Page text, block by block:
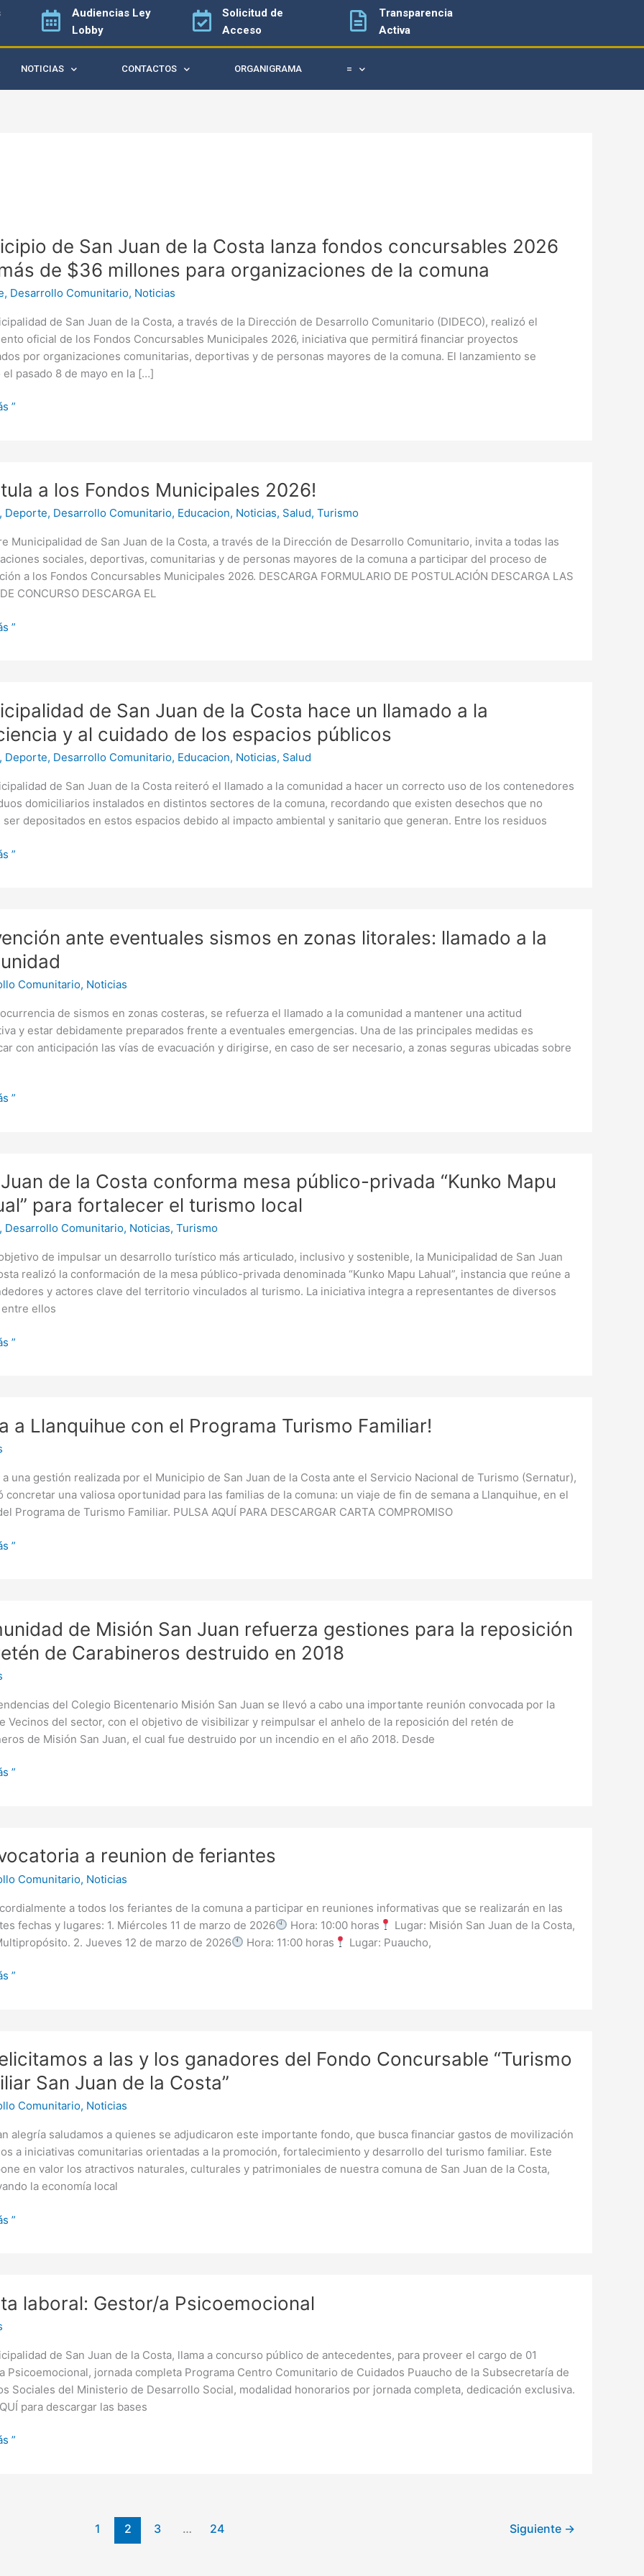
Audiencias Ley
Lobby
Solicitud de
Acceso
Transparencia
Activa
NOTICIAS CONTACTOS ORGANIGRAMA =
de San Juan de la Costa lanza fondos concursables 2026
de $36 millones para organizaciones de la comuna
, Desarrollo Comunitario, Noticias
de San Juan de la Costa, a través de la Dirección de Desarrollo Comunitario (DIDECO), realizó el
oficial de los Fondos Concursables Municipales 2026, iniciativa que permitirá financiar proyectos
por organizaciones comunitarias, deportivas y de personas mayores de la comuna. El lanzamiento se
el pasado 8 de mayo en la […]
”
a los Fondos Municipales 2026!
Deporte, Desarrollo Comunitario, Educacion, Noticias, Salud, Turismo
Municipalidad de San Juan de la Costa, a través de la Dirección de Desarrollo Comunitario, invita a todas las
sociales, deportivas, comunitarias y de personas mayores de la comuna a participar del proceso de
a los Fondos Concursables Municipales 2026. DESCARGA FORMULARIO DE POSTULACIÓN DESCARGA LAS
CONCURSO DESCARGA EL
”
de San Juan de la Costa hace un llamado a la
y al cuidado de los espacios públicos
Deporte, Desarrollo Comunitario, Educacion, Noticias, Salud
de San Juan de la Costa reiteró el llamado a la comunidad a hacer un correcto uso de los contenedores
domiciliarios instalados en distintos sectores de la comuna, recordando que existen desechos que no
ser depositados en estos espacios debido al impacto ambiental y sanitario que generan. Entre los residuos
”
ante eventuales sismos en zonas litorales: llamado a la
Comunitario, Noticias
de sismos en zonas costeras, se refuerza el llamado a la comunidad a mantener una actitud
y estar debidamente preparados frente a eventuales emergencias. Una de las principales medidas es
con anticipación las vías de evacuación y dirigirse, en caso de ser necesario, a zonas seguras ubicadas sobre
”
de la Costa conforma mesa público-privada “Kunko Mapu
para fortalecer el turismo local
Desarrollo Comunitario, Noticias, Turismo
de impulsar un desarrollo turístico más articulado, inclusivo y sostenible, la Municipalidad de San Juan
realizó la conformación de la mesa público-privada denominada “Kunko Mapu Lahual”, instancia que reúne a
y actores clave del territorio vinculados al turismo. La iniciativa integra a representantes de diversos
ellos
”
a Llanquihue con el Programa Turismo Familiar!
a una gestión realizada por el Municipio de San Juan de la Costa ante el Servicio Nacional de Turismo (Sernatur),
concretar una valiosa oportunidad para las familias de la comuna: un viaje de fin de semana a Llanquihue, en el
Programa de Turismo Familiar. PULSA AQUÍ PARA DESCARGAR CARTA COMPROMISO
”
de Misión San Juan refuerza gestiones para la reposición
de Carabineros destruido en 2018
del Colegio Bicentenario Misión San Juan se llevó a cabo una importante reunión convocada por la
Vecinos del sector, con el objetivo de visibilizar y reimpulsar el anhelo de la reposición del retén de
de Misión San Juan, el cual fue destruido por un incendio en el año 2018. Desde
”
a reunion de feriantes
Comunitario, Noticias
a todos los feriantes de la comuna a participar en reuniones informativas que se realizarán en las
fechas y lugares: 1. Miércoles 11 de marzo de 2026
Hora: 10:00 horas
Lugar: Misión San Juan de la Costa,
2. Jueves 12 de marzo de 2026
Hora: 11:00 horas Lugar: Puaucho,
”
a las y los ganadores del Fondo Concursable “Turismo
San Juan de la Costa”
Comunitario, Noticias
alegría saludamos a quienes se adjudicaron este importante fondo, que busca financiar gastos de movilización
a iniciativas comunitarias orientadas a la promoción, fortalecimiento y desarrollo del turismo familiar. Este
en valor los atractivos naturales, culturales y patrimoniales de nuestra comuna de San Juan de la Costa,
la economía local
”
laboral: Gestor/a Psicoemocional
de San Juan de la Costa, llama a concurso público de antecedentes, para proveer el cargo de 01
Psicoemocional, jornada completa Programa Centro Comunitario de Cuidados Puaucho de la Subsecretaría de
Sociales del Ministerio de Desarrollo Social, modalidad honorarios por jornada completa, dedicación exclusiva.
para descargar las bases
”
1 2 3 … 24 Siguiente →